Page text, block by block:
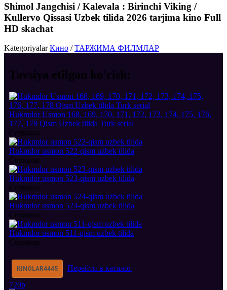
Shimol Jangchisi / Kalevala : Birinchi Viking /
Kullervo Qissasi Uzbek tilida 2026 tarjima kino Full
HD skachat
Kategoriyalar Кино /ТАРЖИМА ФИЛМЛАР
Tavsiya etilgan ko'rish:
Hukmdor Usmon 168, 169, 170, 171, 172, 173, 174, 175, 176,
177, 178 Qism Uzbek tilida Turk serial
Сериалы
Hukmdor usmon 522-qism uzbek tilida
Сериалы
Hukmdor usmon 523-qism uzbek tilida
Сериалы
Hukmdor usmon 524-qism uzbek tilida
Сериалы
Hukmdor usmon 511-qism uzbek tilida
Сериалы
KINOLAR4445
Перейти в каталог
720p